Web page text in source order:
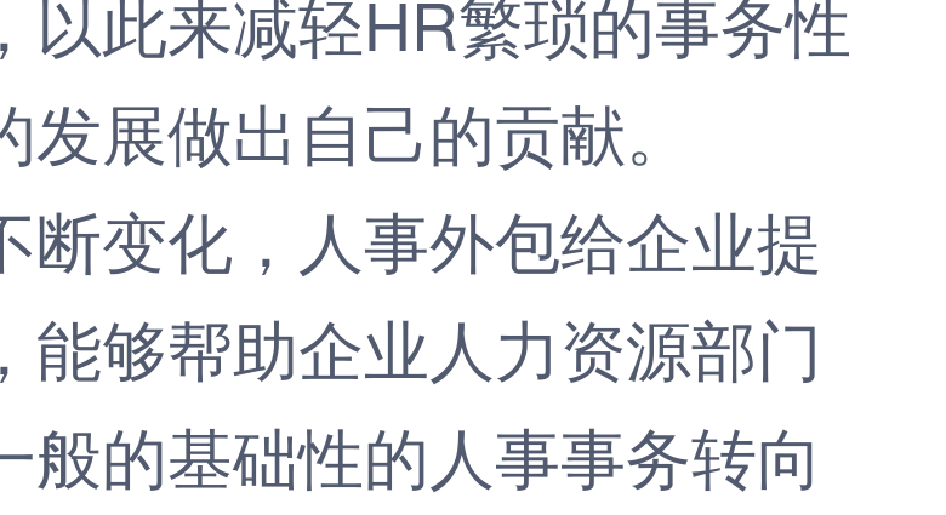
以此来减轻HR繁琐的事务性
展做出自己的贡献。
变化，人事外包给企业提
够帮助企业人力资源部门
的基础性的人事事务转向